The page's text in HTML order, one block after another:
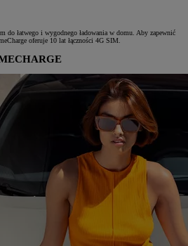
do łatwego i wygodnego ładowania w domu. Aby zapewnić
oferuje 10 lat łączności 4G SIM.